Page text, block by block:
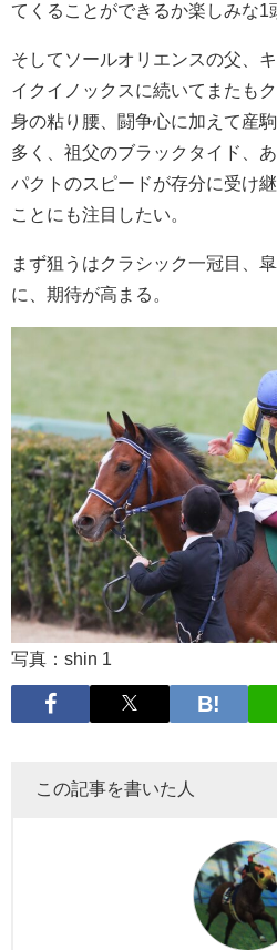
てくることができるか楽しみな1
そしてソールオリエンスの父、
イクイノックスに続いてまたも
身の粘り腰、闘争心に加えて産
多く、祖父のブラックタイド、
パクトのスピードが存分に受け
ことにも注目したい。
まず狙うはクラシック一冠目、
に、期待が高まる。
写真：shin 1
この記事を書いた人